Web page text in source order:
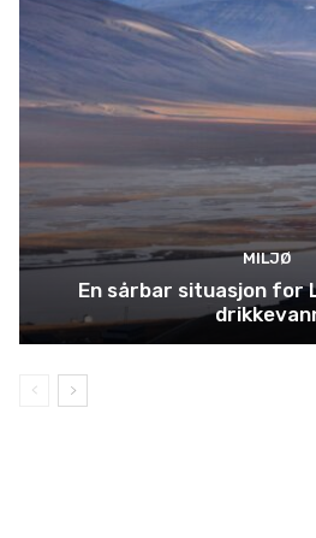
MILJØ
En sårbar situasjon for